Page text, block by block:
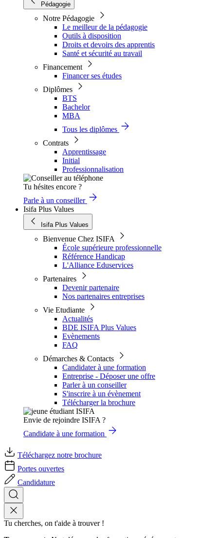
Pédagogie
Notre Pédagogie
Le meilleur de la pédagogie
Outils à disposition
Droits et devoirs des apprentis
Santé et sécurité au travail
Financement
Financer ses études
Diplômes
BTS
Bachelor
MBA
Tous les diplômes
Contrats
Apprentissage
Initial
Professionnalisation
Tu hésites encore ?
Parle à un conseiller
Isifa Plus Values
Isifa Plus Values
Bienvenue Chez ISIFA
École supérieure professionnelle
Référence Handicap
L'Alliance Eduservices
Partenaires
Devenir partenaire
Nos partenaires entreprises
Vie Etudiante
Actualités
BDE ISIFA Plus Values
Evènements
FAQ
Démarches & Contacts
Candidater à une formation
Entreprise - Déposer une offre
Parler à un conseiller
S'inscrire à un évènement
Télécharger la brochure
Envie de rejoindre ISIFA ?
Candidate à une formation
Téléchargez notre brochure
Portes ouvertes
Candidature
Tu cherches, on t'aide à trouver !